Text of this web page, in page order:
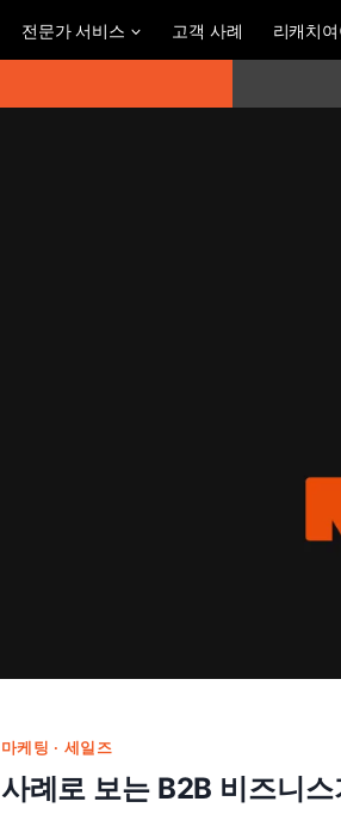
전문가 서비스 고객 사례 리캐치
마케팅 · 세일즈
사례로 보는 B2B 비즈니